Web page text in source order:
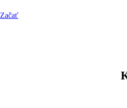
Začať